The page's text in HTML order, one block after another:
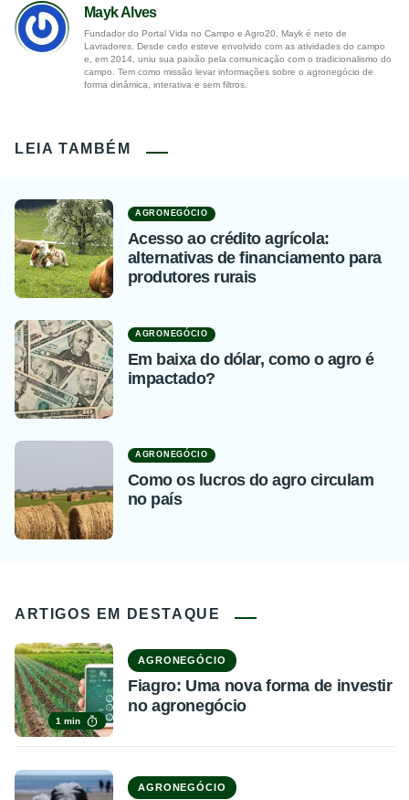
Mayk Alves
Fundador do Portal Vida no Campo e Agro20, Mayk é neto de
Lavradores. Desde cedo esteve envolvido com as atividades do campo
e, em 2014, uniu sua paixão pela comunicação com o tradicionalismo do
campo. Tem como missão levar informações sobre o agronegócio de
forma dinâmica, interativa e sem filtros.
LEIA TAMBÉM
AGRONEGÓCIO
Acesso ao crédito agrícola:
alternativas de financiamento para
produtores rurais
AGRONEGÓCIO
Em baixa do dólar, como o agro é
impactado?
AGRONEGÓCIO
Como os lucros do agro circulam
no país
ARTIGOS EM DESTAQUE
1 min
AGRONEGÓCIO
Fiagro: Uma nova forma de investir
no agronegócio
AGRONEGÓCIO